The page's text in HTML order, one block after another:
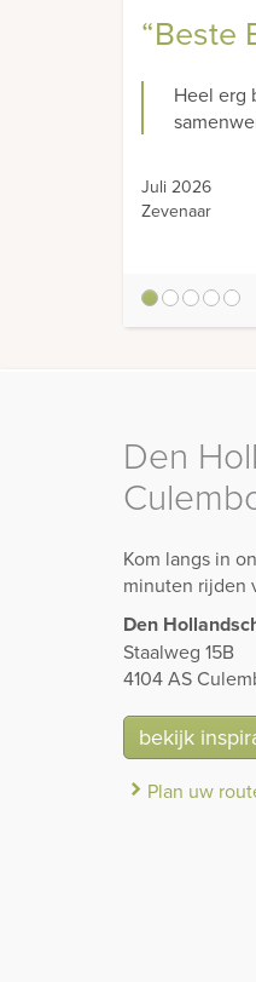
“Wij
Geachte
zeer van
Juli 2026
Beuningen
Den
Kom langs in
minuten rijden
Den
Staalweg 15B
4104 AS
bekijk
Plan uw